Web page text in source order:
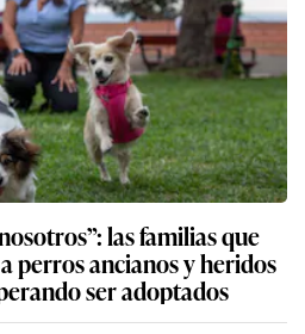
las familias que
perros ancianos y heridos
ser adoptados